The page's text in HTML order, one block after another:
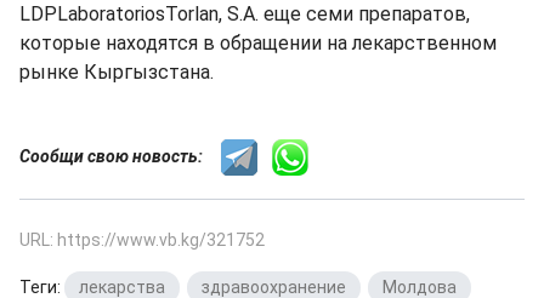
LDPLaboratoriosTorlan, S.A. еще семи препаратов,
которые находятся в обращении на лекарственном
рынке Кыргызстана.
Сообщи свою новость:
URL: https://www.vb.kg/321752
Теги: лекарства здравоохранение Молдова